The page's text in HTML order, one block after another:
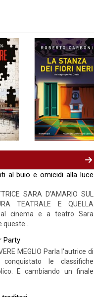
al buio e omicidi alla luce
SARA D'AMARIO SUL
TEATRALE E QUELLA
al cinema e a teatro Sara
Party
MEGLIO Parla l'autrice di
le classifiche
E cambiando un finale